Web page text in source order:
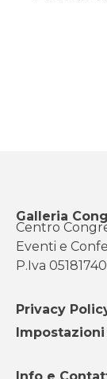
Galleria
Centro
Eventi e
P.Iva
Privacy